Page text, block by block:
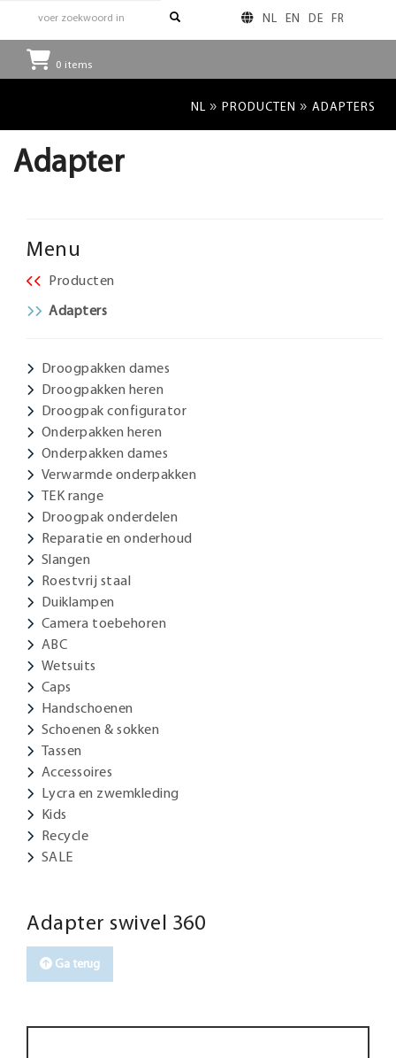
NL EN DE FR
0 items
NL » PRODUCTEN » ADAPTERS
Adapter
Menu
Producten
Adapters
Droogpakken dames
Droogpakken heren
Droogpak configurator
Onderpakken heren
Onderpakken dames
Verwarmde onderpakken
TEK range
Droogpak onderdelen
Reparatie en onderhoud
Slangen
Roestvrij staal
Duiklampen
Camera toebehoren
ABC
Wetsuits
Caps
Handschoenen
Schoenen & sokken
Tassen
Accessoires
Lycra en zwemkleding
Kids
Recycle
SALE
Adapter swivel 360
Ga terug